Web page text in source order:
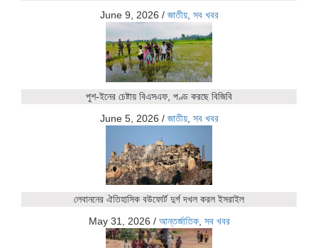
June 9, 2026 / জাতীয়, সব খবর
পুশ-ইনের চেষ্টায় বিএসএফ, পণ্ড করছে বিজিবি
June 5, 2026 / জাতীয়, সব খবর
লেবাননের ঐতিহাসিক বউফোর্ট দুর্গ দখল করল ইসরাইল
May 31, 2026 / আন্তর্জাতিক, সব খবর